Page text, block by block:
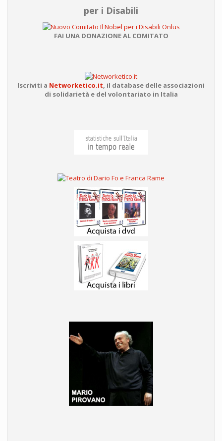
per i Disabili
FAI UNA DONAZIONE AL COMITATO
Iscriviti a Networketico.it, il database delle associazioni
di solidarietà e del volontariato in Italia